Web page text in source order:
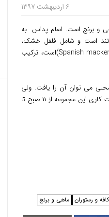
۶ اردیبهشت ۱۳۹۷
و برنج است. اسام پداس به
تند است و شامل فلفل خشک،
تمبرهندی، بلیکان است و هنگامی که با ماهی که معمولا ماهی ماکرل اسپانیایی(Spanish mackerel)است، ترکیب
می توان آن را یافت. ولی
پیشنهاد ما کافه و رستوران آسام پداس در سیتی وانگسا (Setiawangsa) است. ساعت کاری این مجموعه از ۱۱ صبح تا
کافه و رستوران ماهی و برنج